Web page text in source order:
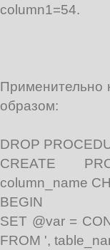
column1=54.
Применительно
образом:
DROP
CREATE
column_name
BEGIN
SET @var =
FROM ',